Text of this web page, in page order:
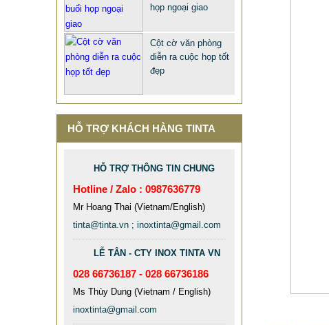
QUÀ TẶNG Ý NGHĨA CHO SẾP –
ĐỘC LẠ, SANG TRỌNG - CỜ ĐỂ
BÀN & HỘP BÚT CAO CẤP
2.968.680 VNĐ 2.986.860 VNĐ
Mẫu: QUA TANG Y NGHIA CHO SEP
họp ngoại giao
Cột cờ văn phòng
diễn ra cuộc họp tốt
đẹp
HỖ TRỢ KHÁCH HÀNG TINTA
HỖ TRỢ THÔNG TIN CHUNG
Hotline / Zalo : 0987636779
Mr Hoang Thai (Vietnam/English)
tinta@tinta.vn ; inoxtinta@gmail.com
LỄ TÂN - CTY INOX TINTA VN
028 66736187 - 028 66736186
Ms Thùy Dung (Vietnam / English)
inoxtinta@gmail.com